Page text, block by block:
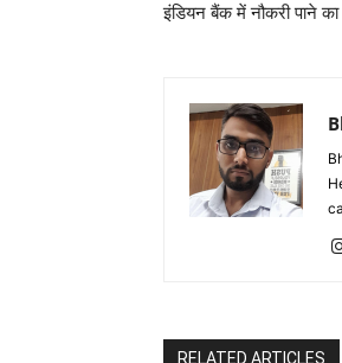
इंडियन बैंक में नौकरी पाने का
RELATED ARTICLES